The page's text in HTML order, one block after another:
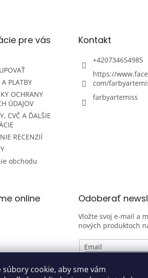
súbory cookie, aby sme vám
pre vás
PLATBY
OCHRANY
ÚDAJOV
CVČ A ĎALŠIE
RECENZIÍ
obchodu
Kontakt
+420734654985
https://
com/
farbyartemiss
online Odoberať
Vložte svoj e-mail a
nových produktoch
Email
Vložením e-